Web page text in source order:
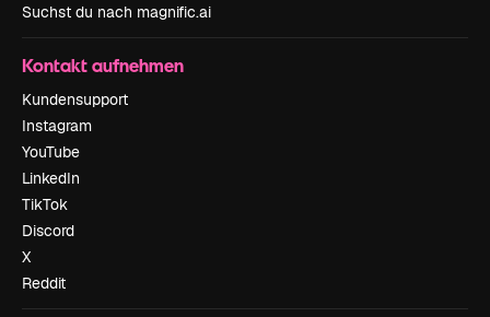
Suchst du nach magnific.ai
Kontakt aufnehmen
Kundensupport
Instagram
YouTube
LinkedIn
TikTok
Discord
X
Reddit